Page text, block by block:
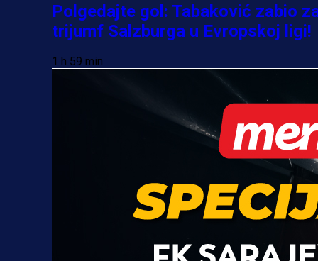
Polgedajte gol: Tabaković zabio
trijumf Salzburga u Evropskoj ligi!
1 h 59 min